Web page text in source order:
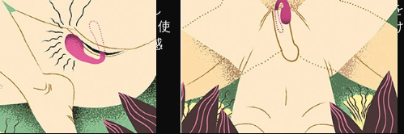
ず自分の身体をほぐしまし
TIANI™ 3はどの体位でも使
ますが、正常位が合うと感
が多いようです。
も、様々な振動パターンや強さを
試し、自分に合った設定を見つけ
ましょう。